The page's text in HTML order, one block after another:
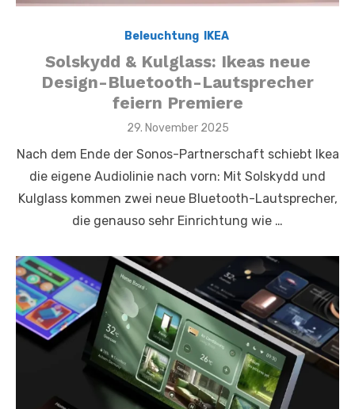
Beleuchtung, IKEA,
Solskydd & Kulglass: Ikeas neue
Design-Bluetooth-Lautsprecher
feiern Premiere
Posted
29. November 2025
Nach dem Ende der Sonos-Partnerschaft schiebt Ikea
die eigene Audiolinie nach vorn: Mit Solskydd und
Kulglass kommen zwei neue Bluetooth-Lautsprecher,
die genauso sehr Einrichtung wie …